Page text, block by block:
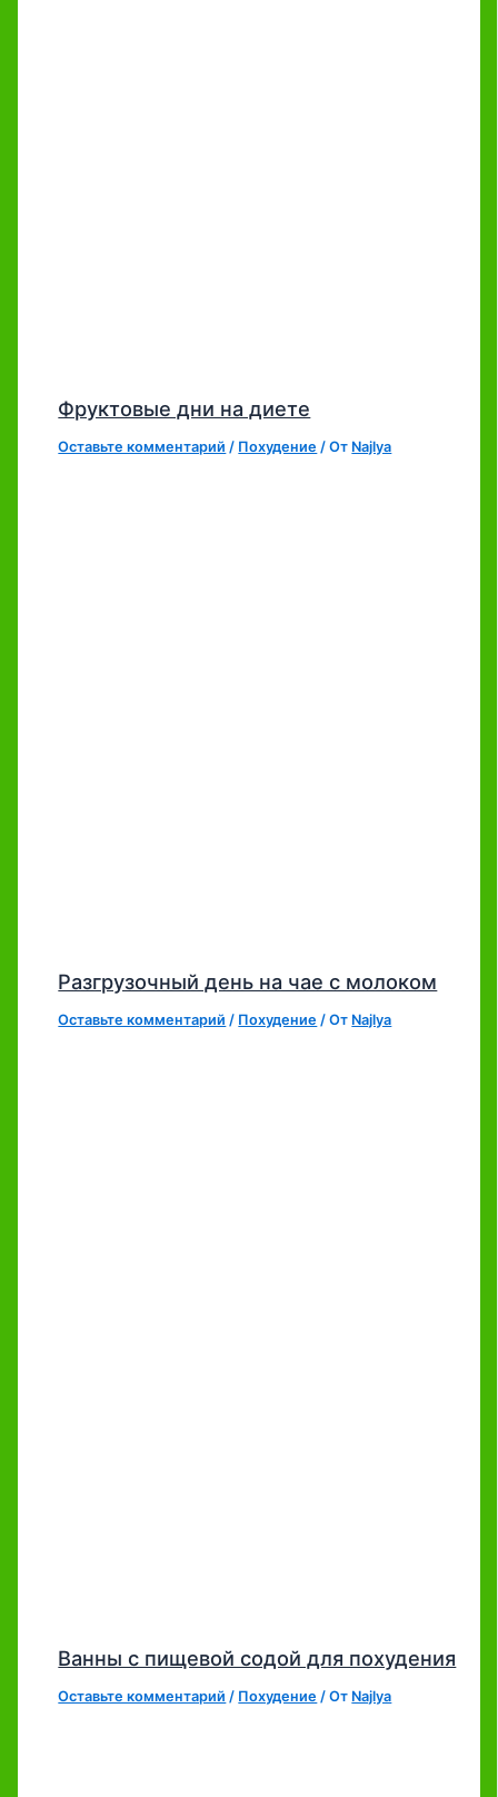
Фруктовые дни на диете
Оставьте комментарий / Похудение / От Najlya
Разгрузочный день на чае с молоком
Оставьте комментарий / Похудение / От Najlya
Ванны с пищевой содой для похудения
Оставьте комментарий / Похудение / От Najlya